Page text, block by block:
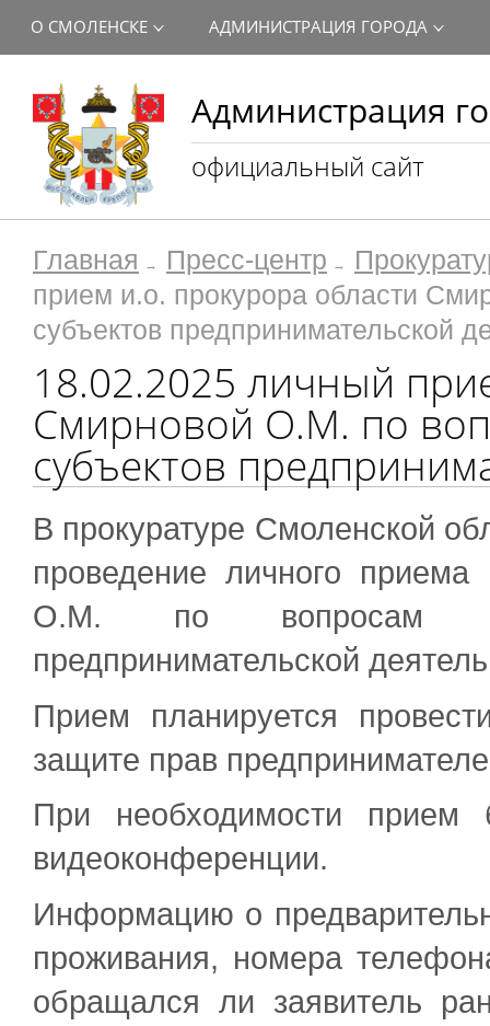
Администрация
официальный сайт
О СМОЛЕНСКЕ АДМИНИСТРАЦИЯ ГОРОДА
Главная Пресс-центр
прием и.о. прокурора области
субъектов предпринимательской
18.02.2025 личный
Смирновой О.М. по
субъектов
В прокуратуре Смоленской
проведение личного
О.М. по вопросам
предпринимательской
Прием планируется
защите прав
При необходимости прием
видеоконференции.
Информацию о
проживания, номера
обращался ли заявитель